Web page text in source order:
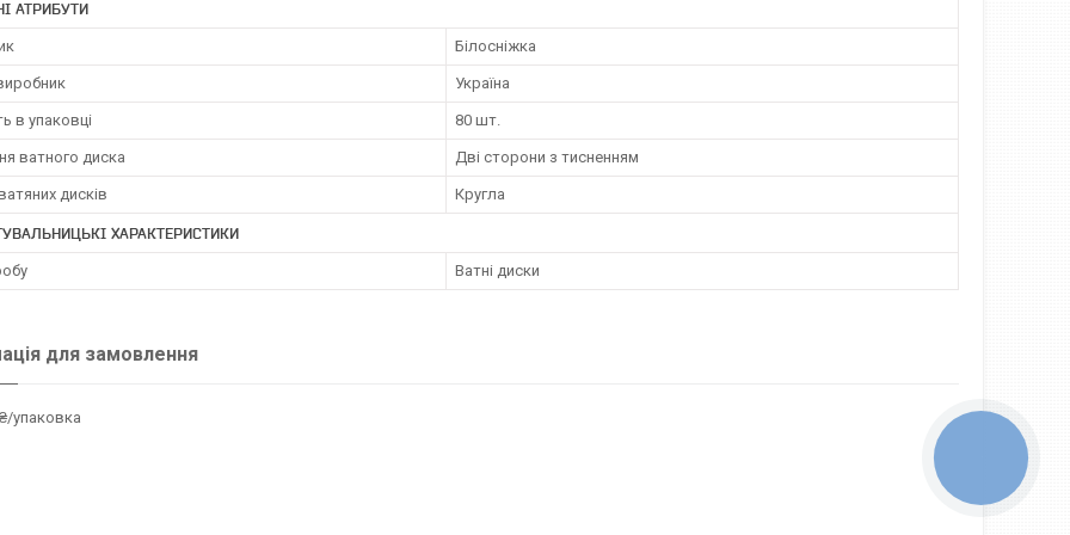
АТРИБУТИ
Білосніжка
Україна
в упаковці 80 шт.
ватного диска Дві сторони з тисненням
дисків Кругла
ХАРАКТЕРИСТИКИ
Ватні диски
для замовлення
упаковка